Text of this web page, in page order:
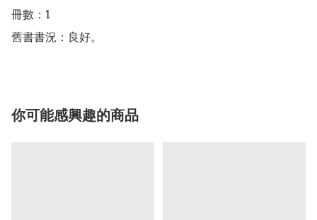
冊數：1
你可能感興趣的商品